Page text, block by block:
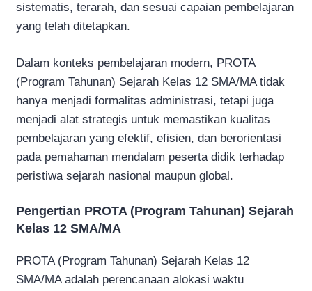
sistematis, terarah, dan sesuai capaian pembelajaran
yang telah ditetapkan.
Dalam konteks pembelajaran modern, PROTA
(Program Tahunan) Sejarah Kelas 12 SMA/MA tidak
hanya menjadi formalitas administrasi, tetapi juga
menjadi alat strategis untuk memastikan kualitas
pembelajaran yang efektif, efisien, dan berorientasi
pada pemahaman mendalam peserta didik terhadap
peristiwa sejarah nasional maupun global.
Pengertian PROTA (Program Tahunan) Sejarah
Kelas 12 SMA/MA
PROTA (Program Tahunan) Sejarah Kelas 12
SMA/MA adalah perencanaan alokasi waktu